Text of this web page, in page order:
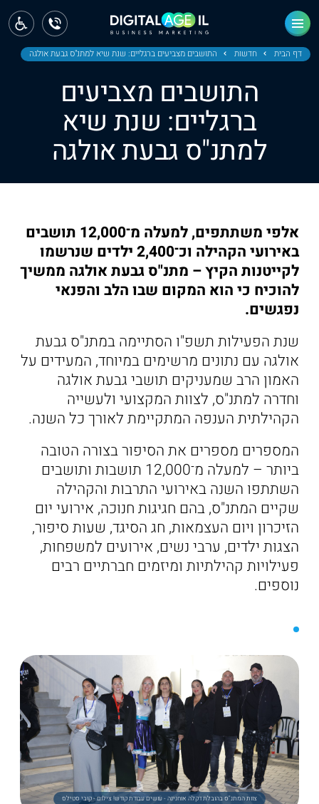
דף הבית חדשות התושבים מצביעים ברגליים: שנת שיא למתנ"ס גבעת אולגה
התושבים מצביעים
ברגליים: שנת שיא
למתנ"ס גבעת אולגה
אלפי משתתפים, למעלה מ־12,000 תושבים
באירועי הקהילה וכ־2,400 ילדים שנרשמו
לקייטנות הקיץ – מתנ"ס גבעת אולגה ממשיך
להוכיח כי הוא המקום שבו הלב והפנאי
נפגשים.
שנת הפעילות תשפ"ו הסתיימה במתנ"ס גבעת
אולגה עם נתונים מרשימים במיוחד, המעידים על
האמון הרב שמעניקים תושבי גבעת אולגה
וחדרה למתנ"ס, לצוות המקצועי ולעשייה
הקהילתית הענפה המתקיימת לאורך כל השנה.
המספרים מספרים את הסיפור בצורה הטובה
ביותר – למעלה מ־12,000 תושבות ותושבים
השתתפו השנה באירועי התרבות והקהילה
שקיים המתנ"ס, בהם חגיגות חנוכה, אירועי יום
הזיכרון ויום העצמאות, חג הסיגד, שעות סיפור,
הצגות ילדים, ערבי נשים, אירועים למשפחות,
פעילויות קהילתיות ומיזמים חברתיים רבים
נוספים.
צוות המתנ"ס בהובלת דקלה אוחנינה - עושים עבודת קודש! צילום - קובי סטילס
ראשי
חדשות
מחוז צפון
מחוז חיפה
מחוז מרכז
מחוז דרום
תל אביב